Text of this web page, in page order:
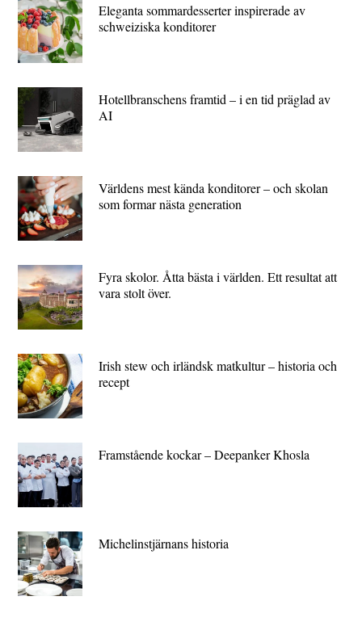
Eleganta sommardesserter inspirerade av
schweiziska konditorer
Hotellbranschens framtid – i en tid präglad av
AI
Världens mest kända konditorer – och skolan
som formar nästa generation
Fyra skolor. Åtta bästa i världen. Ett resultat att
vara stolt över.
Irish stew och irländsk matkultur – historia och
recept
Framstående kockar – Deepanker Khosla
Michelin­stjärnans historia